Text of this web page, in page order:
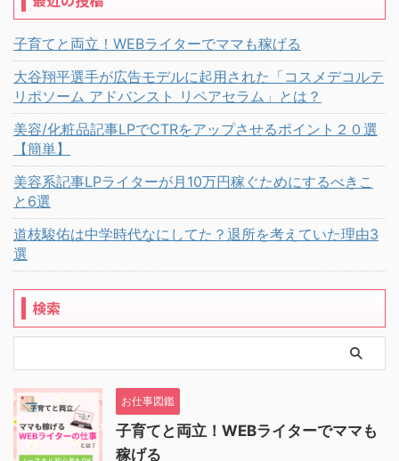
子育てと両立！WEBライターでママも稼げる
大谷翔平選手が広告モデルに起用された「コスメデコルテ
リポソーム アドバンスト リペアセラム」とは？
美容/化粧品記事LPでCTRをアップさせるポイント２０選
【簡単】
美容系記事LPライターが月10万円稼ぐためにするべきこ
と6選
道枝駿佑は中学時代なにしてた？退所を考えていた理由3
選
検索
お仕事図鑑
子育てと両立！WEBライターでママも
稼げる